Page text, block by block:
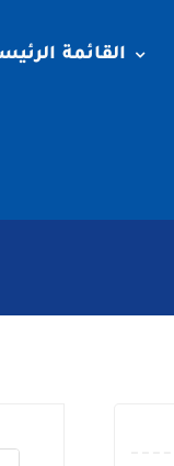
القائمة